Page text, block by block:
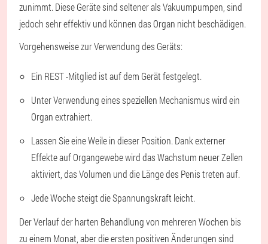
zunimmt. Diese Geräte sind seltener als Vakuumpumpen, sind
jedoch sehr effektiv und können das Organ nicht beschädigen.
Vorgehensweise zur Verwendung des Geräts:
Ein REST -Mitglied ist auf dem Gerät festgelegt.
Unter Verwendung eines speziellen Mechanismus wird ein
Organ extrahiert.
Lassen Sie eine Weile in dieser Position. Dank externer
Effekte auf Organgewebe wird das Wachstum neuer Zellen
aktiviert, das Volumen und die Länge des Penis treten auf.
Jede Woche steigt die Spannungskraft leicht.
Der Verlauf der harten Behandlung von mehreren Wochen bis
zu einem Monat, aber die ersten positiven Änderungen sind